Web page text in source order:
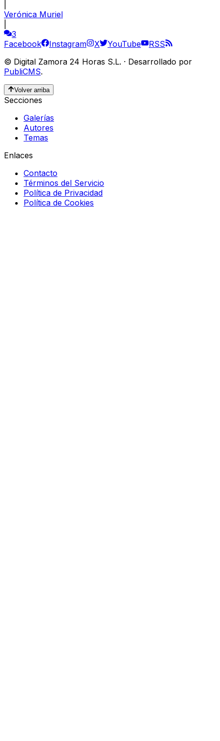
Verónica Muriel
3
Facebook
Instagram X YouTube
RSS
© Digital Zamora 24 Horas S.L. · Desarrollado por
PubliCMS.
Volver arriba
Secciones
Galerías
Autores
Temas
Enlaces
Contacto
Términos del Servicio
Política de Privacidad
Política de Cookies